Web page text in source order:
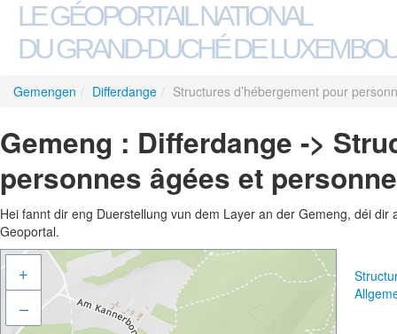
LE GÉOPORTAIL NATIONAL
DU GRAND-DUCHÉ DE
Gemengen / Differdange / Structures d’hébergement pour
Gemeng : Differdange ->
personnes âgées et
Hei fannt dir eng Duerstellung vun dem Layer an der Gemeng, déi
Geoportal.
+
–